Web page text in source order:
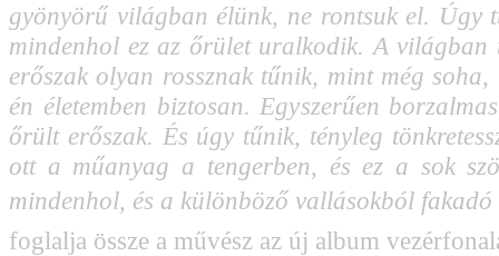
gyönyörű világban élünk, ne rontsuk el. Úgy
mindenhol ez az őrület uralkodik. A világban
erőszak olyan rossznak tűnik, mint még
én életemben biztosan. Egyszerűen
őrült erőszak. És úgy tűnik, tényleg
ott a műanyag a tengerben, és ez a sok
mindenhol, és a különböző vallásokból
foglalja össze a művész az új album